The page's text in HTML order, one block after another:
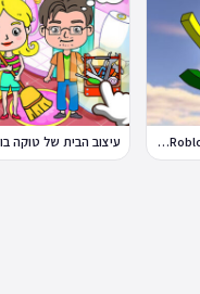
פלאפי רובלוקס Flappy Roblox